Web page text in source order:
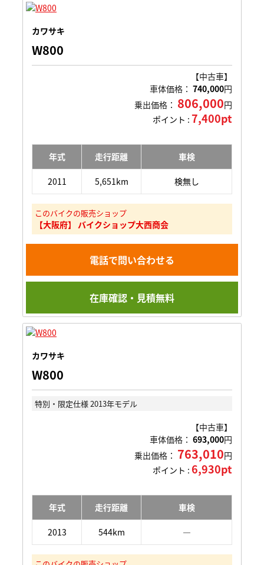
カワサキ
W800
【中古車】
車体価格： 740,000円
乗出価格： 806,000円
ポイント : 7,400pt
年式 走行距離 車検
2011 5,651km 検無し
このバイクの販売ショップ
【大阪府】 バイクショップ大西商会
電話で問い合わせる
在庫確認・見積無料
カワサキ
W800
特別・限定仕様 2013年モデル
【中古車】
車体価格： 693,000円
乗出価格： 763,010円
ポイント : 6,930pt
年式 走行距離 車検
2013 544km ―